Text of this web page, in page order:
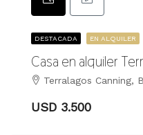
DESTACADA EN ALQUILER
Casa en alquiler
Terralagos Canning,
USD 3.500